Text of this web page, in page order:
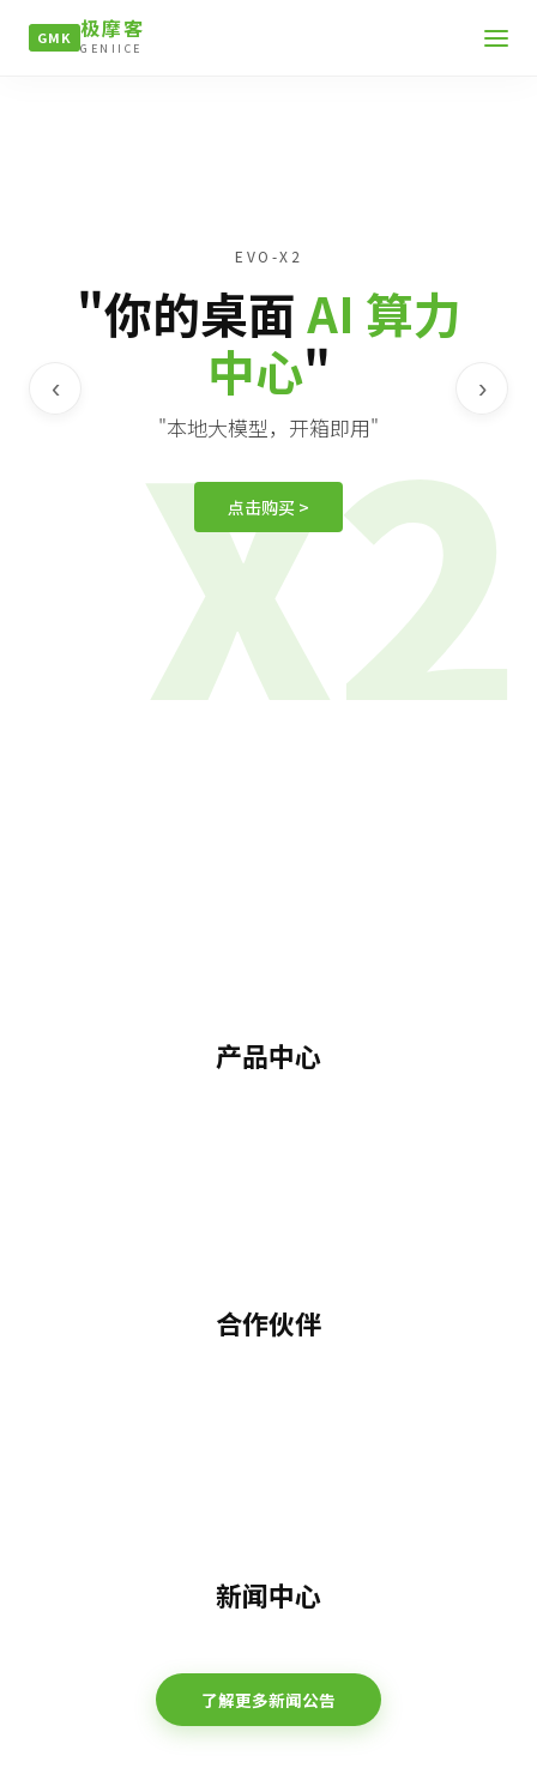
GMK 极摩客
GENIICE
X2
EVO-X2
"你的桌面AI 算力
中心"
"本地大模型，开箱即用"
点击购买 >
‹ ›
产品中心
合作伙伴
新闻中心
了解更多新闻公告